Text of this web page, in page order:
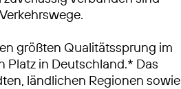
größten Qualitätssprung im
Platz in Deutschland.* Das
ländlichen Regionen sowie